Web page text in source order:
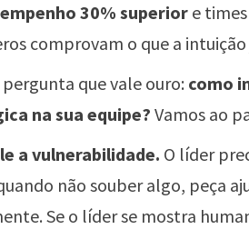
30% superiore times
comprovam o que a intuição
que vale ouro: como
na sua equipe? Vamos ao
a vulnerabilidade. O líder
não souber algo, peça
Se o líder se mostra